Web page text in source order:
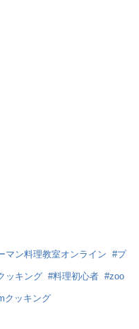
マン料理教室オンライン #プ
ッキング #料理初心者 #zoo
クッキング